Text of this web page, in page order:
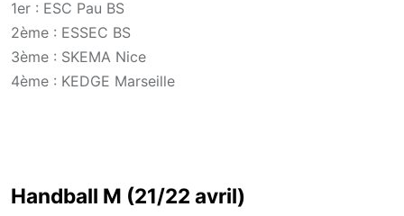
1er : ESC Pau BS
2ème : ESSEC BS
3ème : SKEMA Nice
4ème : KEDGE Marseille
Handball M (21/22 avril)